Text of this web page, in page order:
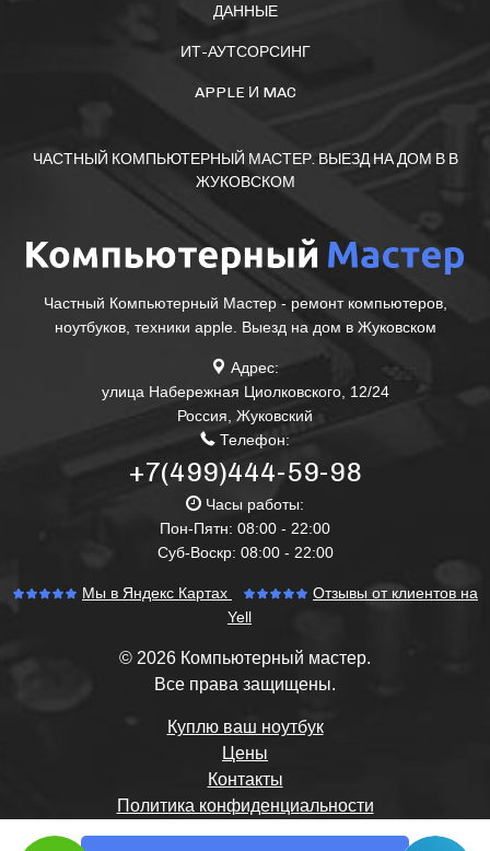
ДАННЫЕ
ИТ-АУТСОРСИНГ
APPLE И MAC
ЧАСТНЫЙ КОМПЬЮТЕРНЫЙ МАСТЕР. ВЫЕЗД НА ДОМ В В
ЖУКОВСКОМ
Частный Компьютерный Мастер - ремонт компьютеров,
ноутбуков, техники apple. Выезд на дом в Жуковском
Адрес:
улица Набережная Циолковского, 12/24
Россия, Жуковский
Телефон:
+7(499)444-59-98
Часы работы:
Пон-Пятн: 08:00 - 22:00
Суб-Воскр: 08:00 - 22:00
Мы в Яндекс Картах
Отзывы от клиентов на
Yell
© 2026 Компьютерный мастер.
Все права защищены.
Куплю ваш ноутбук
Цены
Контакты
Политика конфиденциальности